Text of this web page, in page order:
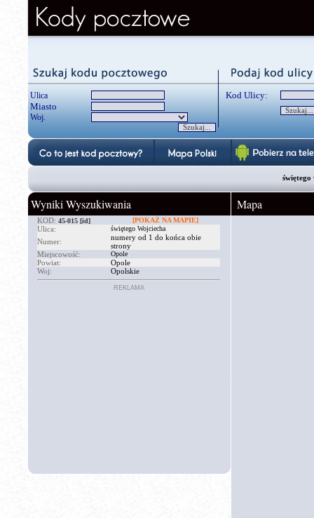
Ulica
Miasto
Woj.
Kod Ulicy:
świętego
Wyniki Wyszukiwania
KOD: 45-015 [id] [POKAŻ NA MAPIE]
Ulica: świętego Wojciecha
Numer:
numery od 1 do końca obie
strony
Miejscowość:
Opole
Powiat:
Opole
Woj:
Opolskie
REKLAMA
Mapa